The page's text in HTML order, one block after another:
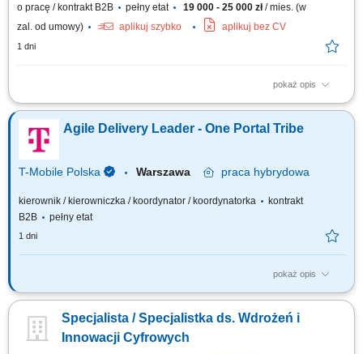
o pracę / kontrakt B2B
pełny etat 19 000 - 25 000 zł/ mies. (w
zal. od umowy)
aplikuj szybko aplikuj bez CV
1 dni
pokaż opis
Zakres obowiązków: Zarządzanie projektami wdrożeniowymi AI i BI:
planowanie harmonogramów, budżetów, zasobów oraz nadzór nad
realizacją. Analiza procesów biznesowych i identyfikacja use-case'ów dla
AI (automatyzacja, analiza treści, wsparcie decyzyjne). Dobór architektury:
SaaS vs...
Agile Delivery Leader - One Portal Tribe
T-Mobile Polska Warszawa praca hybrydowa
kierownik / kierowniczka / koordynator / koordynatorka
kontrakt
B2B
pełny etat
1 dni
pokaż opis
Zadania, które na Ciebie czekają: Odpowiedzialność za delivery dla
międzynarodowym. Synchronizację i priorytetyzację backlogu.
Wspieranie zespołów w stosowaniu metodologii Scrum oraz
Specjalista / Specjalistka ds. Wdrożeń i
Innowacji Cyfrowych